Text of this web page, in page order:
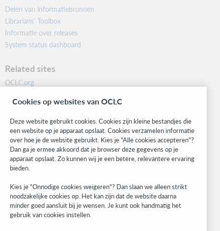
Delen van informatiebronnen
Librarians’ Toolbox
Informatie over releases
System status dashboard
Related sites
OCLC.org
Community
Research
WebJunction
Developer Network
Stay in the know.
Get the latest product updates, research, events, and much more—
right to your inbox.
Subscribe now
Cookies op websites van OCLC
Deze website gebruikt cookies. Cookies zijn kleine bestandjes die
een website op je apparaat opslaat. Cookies verzamelen informatie
over hoe je de website gebruikt. Kies je "Alle cookies accepteren"?
Dan ga je ermee akkoord dat je browser deze gegevens op je
apparaat opslaat. Zo kunnen wij je een betere, relevantere ervaring
bieden.
Kies je "Onnodige cookies weigeren"? Dan slaan we alleen strikt
noodzakelijke cookies op. Het kan zijn dat de website daarna
minder goed aansluit bij je wensen. Je kunt ook handmatig het
gebruik van cookies instellen.